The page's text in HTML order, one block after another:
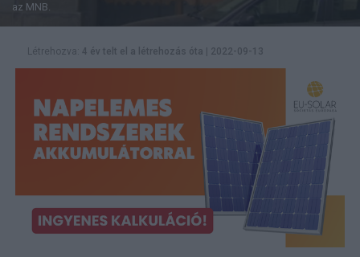
az MNB.
Létrehozva: 4 év telt el a létrehozás óta 2022-09-13